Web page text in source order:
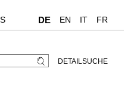
DE EN IT FR
DETAILSUCHE